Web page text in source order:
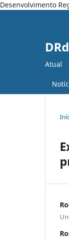
Desenvolvimento
Atual